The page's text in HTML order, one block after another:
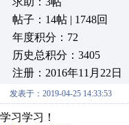
帖子：14帖 | 1748回
年度积分：72
历史总积分：3405
注册：2016年11月22日
发表于：2019-04-25 14:33:53
学习学习！